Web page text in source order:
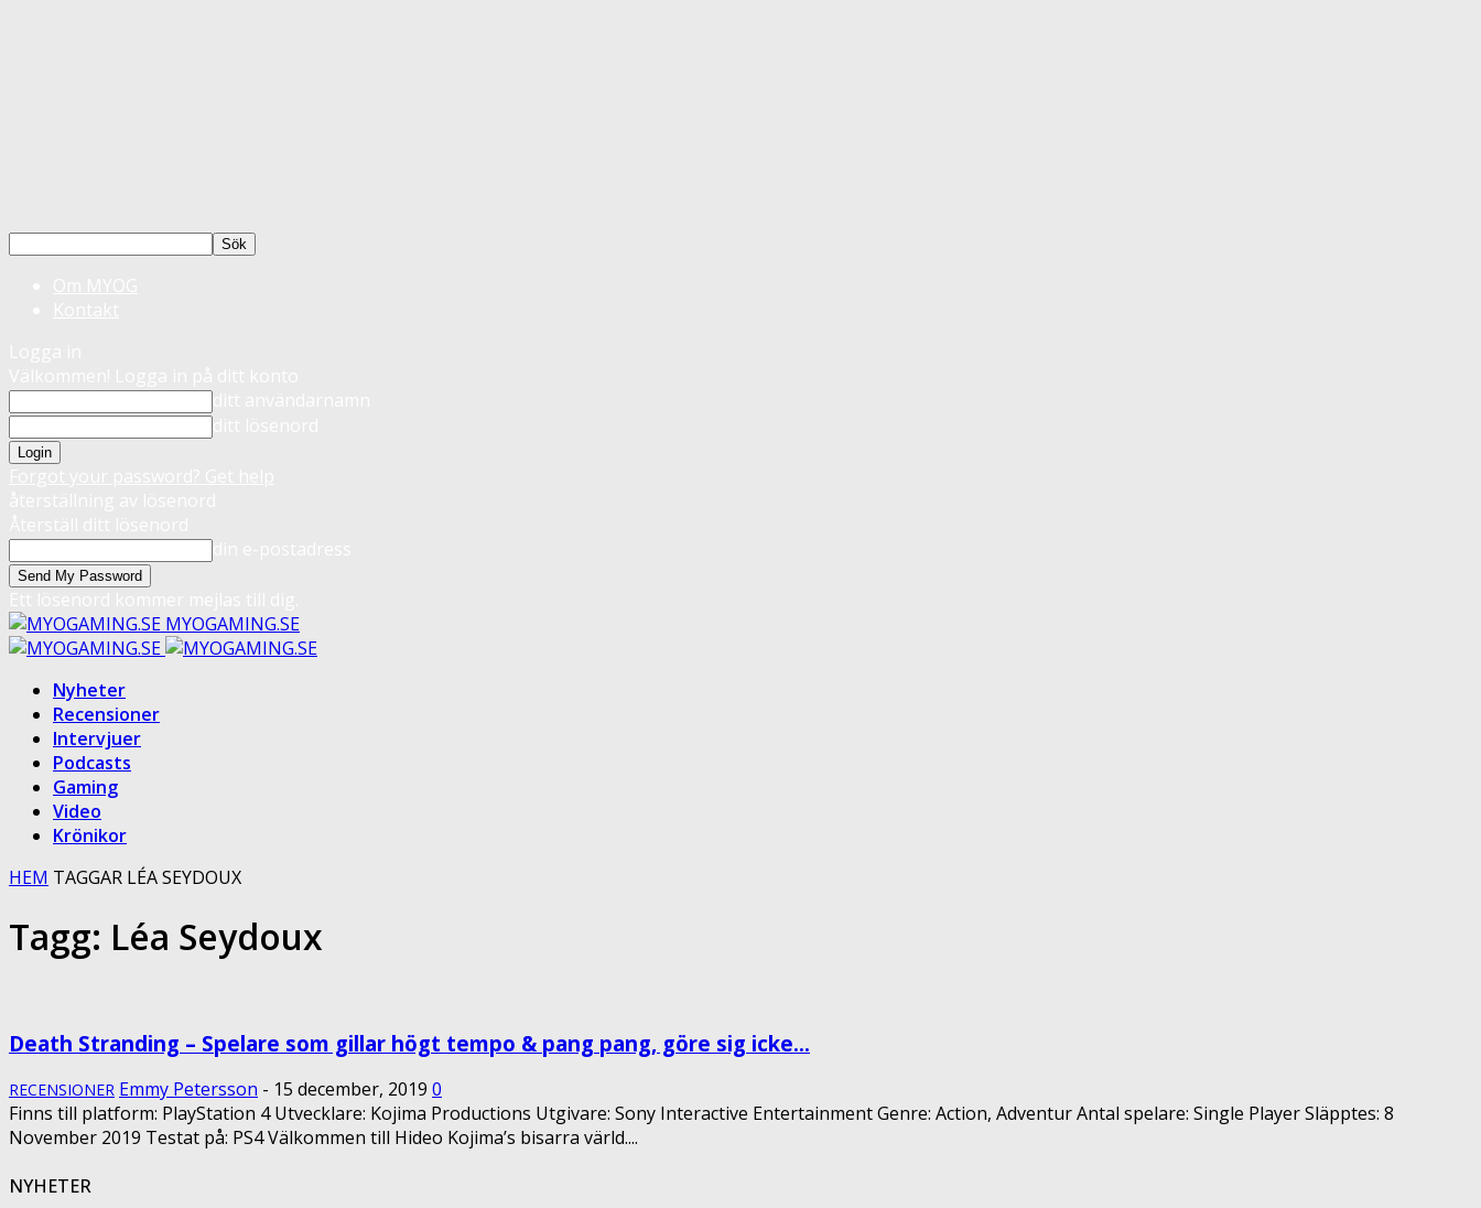
MYOGAMING.SE
Nyheter
Recensioner
Intervjuer
Podcasts
Gaming
Video
Krönikor
HEM TAGGAR LÉA SEYDOUX
Tagg: Léa Seydoux
Death Stranding – Spelare som gillar högt tempo & pang pang, göre sig icke...
RECENSIONER Emmy Petersson - 15 december, 2019 0
Finns till platform: PlayStation 4 Utvecklare: Kojima Productions Utgivare: Sony Interactive Entertainment Genre: Action, Adventur Antal spelare: Single Player Släpptes: 8
November 2019 Testat på: PS4 Välkommen till Hideo Kojima’s bisarra värld....
NYHETER